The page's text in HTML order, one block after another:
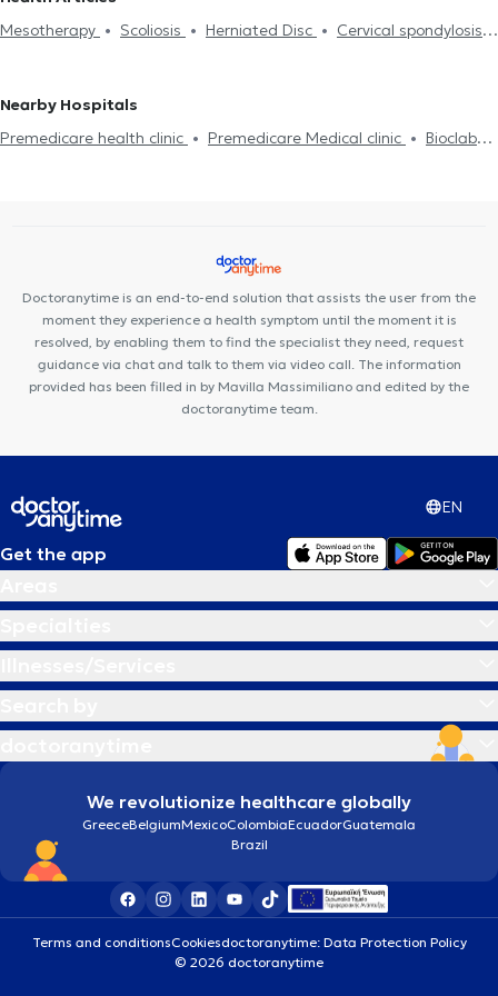
Surgeons in THESSALONIKI
Orthopaedic - Orthopaedic Surgeons
AMPELOKIPOI
Orthopaedic - Orthopaedic Surgeons in
PANORMOU
Orthopaedic - Orthopaedic Surgeons in GALATSI
Orthopaedic - Orthopaedic Surgeons in NEA ERYTHRAIA
Electronic prescription
Baker's Cyst
Adhesive Capsulitis
Robotic surgery
Mesotherapy
Scoliosis Herniated Disc
Cervical spondylosis
Nearby Hospitals
Premedicare health clinic
Premedicare Medical clinic
Bioclab
Doctoranytime is an end-to-end solution that assists the user from the
moment they experience a health symptom until the moment it is
resolved, by enabling them to find the specialist they need, request
guidance via chat and talk to them via video call. The information
provided has been filled in by Mavilla Massimiliano and edited by the
doctoranytime team.
EN
Get the app
We revolutionize healthcare globally
GreeceBelgiumMexicoColombiaEcuadorGuatemala
Brazil
Terms and conditionsCookiesdoctoranytime: Data Protection Policy
© 2026 doctoranytime